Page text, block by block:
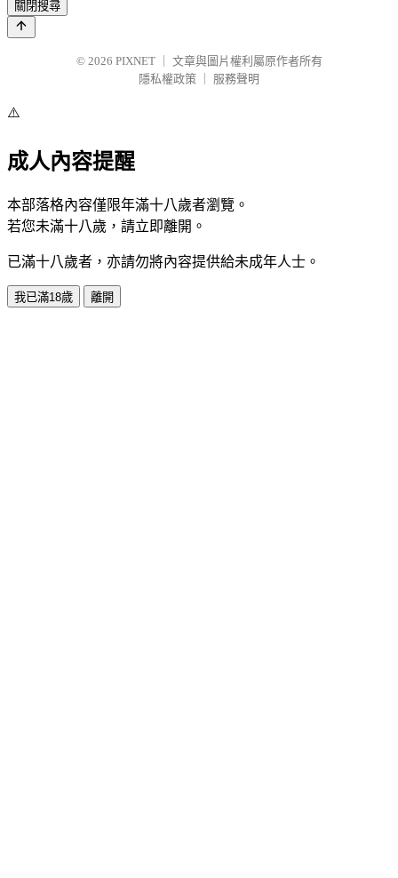
關閉搜尋
© 2026 PIXNET
文章與圖片權利屬原作者所有
隱私權政策
服務聲明
⚠️
成人內容提醒
本部落格內容僅限年滿十八歲者瀏覽。
若您未滿十八歲，請立即離開。
已滿十八歲者，亦請勿將內容提供給未成年人士。
我已滿18歲 離開